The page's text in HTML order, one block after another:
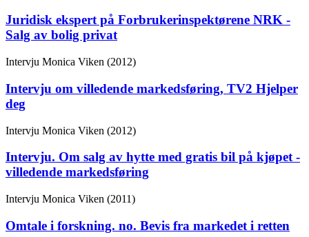
Juridisk ekspert på Forbrukerinspektørene NRK -
Salg av bolig privat
Intervju Monica Viken (2012)
Intervju om villedende markedsføring, TV2 Hjelper
deg
Intervju Monica Viken (2012)
Intervju. Om salg av hytte med gratis bil på kjøpet -
villedende markedsføring
Intervju Monica Viken (2011)
Omtale i forskning. no. Bevis fra markedet i retten